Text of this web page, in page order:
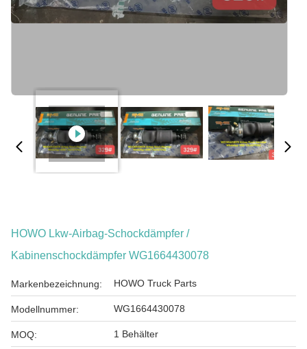
HOWO Lkw-Airbag-Schockdämpfer /
Kabinenschockdämpfer WG1664430078
Markenbezeichnung: HOWO Truck Parts
Modellnummer: WG1664430078
MOQ: 1 Behälter